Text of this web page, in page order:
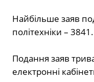
Найбільше заяв
політехніки – 3841.
Подання заяв
електронні